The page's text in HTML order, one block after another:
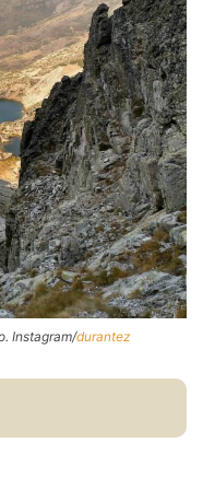
Instagram/durantez